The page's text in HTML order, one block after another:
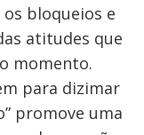
bloqueios e
atitudes que
momento.
para dizimar
promove uma